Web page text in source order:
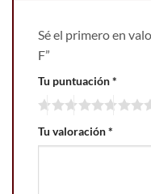
Sé el primero en
F”
Tu puntuación*
Tu valoración*